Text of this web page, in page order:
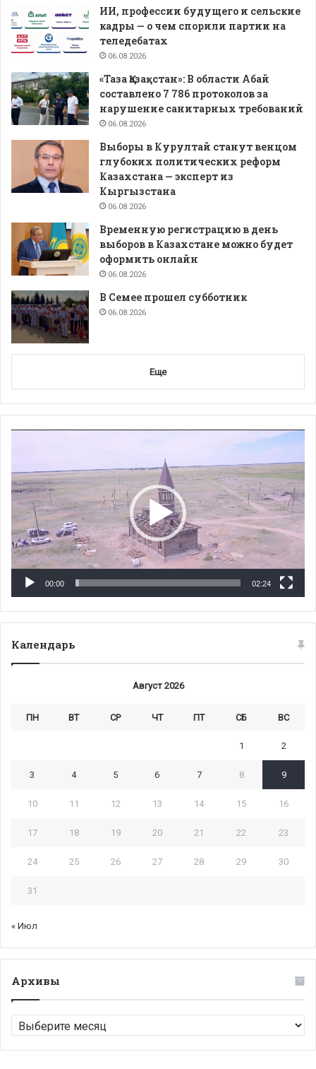
ИИ, профессии будущего и сельские
кадры — о чем спорили партии на
теледебатах
06.08.2026
«Таза Қазақстан»: В области Абай
составлено 7 786 протоколов за
нарушение санитарных требований
06.08.2026
Выборы в Курултай станут венцом
глубоких политических реформ
Казахстана — эксперт из
Кыргызстана
06.08.2026
Временную регистрацию в день
выборов в Казахстане можно будет
оформить онлайн
06.08.2026
В Семее прошел субботник
06.08.2026
Еще
00:00 02:24
Календарь
Август 2026
ПН ВТ СР ЧТ ПТ СБ ВС
1 2
3 4 5 6 7 8 9
10 11 12 13 14 15 16
17 18 19 20 21 22 23
24 25 26 27 28 29 30
31
« Июл
Архивы
Архивы